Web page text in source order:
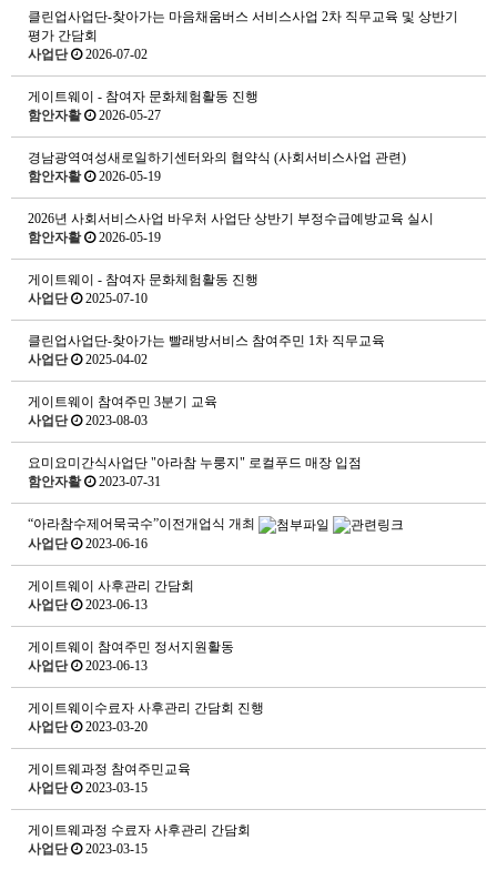
클린업사업단-찾아가는 마음채움버스 서비스사업 2차 직무교육 및 상반기
평가 간담회
사업단
2026-07-02
게이트웨이 - 참여자 문화체험활동 진행
함안자활
2026-05-27
경남광역여성새로일하기센터와의 협약식 (사회서비스사업 관련)
함안자활
2026-05-19
2026년 사회서비스사업 바우처 사업단 상반기 부정수급예방교육 실시
함안자활
2026-05-19
게이트웨이 - 참여자 문화체험활동 진행
사업단
2025-07-10
클린업사업단-찾아가는 빨래방서비스 참여주민 1차 직무교육
사업단
2025-04-02
게이트웨이 참여주민 3분기 교육
사업단
2023-08-03
요미요미간식사업단 "아라참 누룽지" 로컬푸드 매장 입점
함안자활
2023-07-31
“아라참수제어묵국수”이전개업식 개최
사업단
2023-06-16
게이트웨이 사후관리 간담회
사업단
2023-06-13
게이트웨이 참여주민 정서지원활동
사업단
2023-06-13
게이트웨이수료자 사후관리 간담회 진행
사업단
2023-03-20
게이트웨과정 참여주민교육
사업단
2023-03-15
게이트웨과정 수료자 사후관리 간담회
사업단
2023-03-15